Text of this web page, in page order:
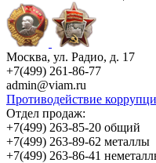
Москва, ул. Радио, д. 17
+7(499) 261-86-77
admin@viam.ru
Противодействие
Отдел продаж:
+7(499) 263-85-20 общий
+7(499) 263-89-62 металлы
+7(499) 263-86-41